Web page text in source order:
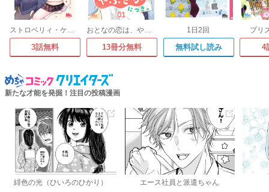
ストロベリィ・ケイク 別マ連載版
3話無料
おとなの恋は、やぶさかにつき。
13冊分無料
1日2回
無料試し読み
プリ
4
新たな才能を発掘！注目の投稿漫画
緋色の光（ひいろのひかり） エース社員と派遣ちゃん